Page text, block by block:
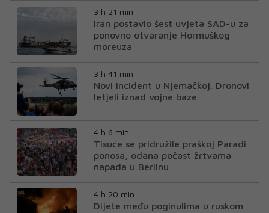
3 h 21 min
Iran postavio šest uvjeta SAD-u za
ponovno otvaranje Hormuškog
moreuza
3 h 41 min
Novi incident u Njemačkoj. Dronovi
letjeli iznad vojne baze
4 h 6 min
Tisuće se pridružile praškoj Paradi
ponosa, odana počast žrtvama
napada u Berlinu
4 h 20 min
Dijete među poginulima u ruskom